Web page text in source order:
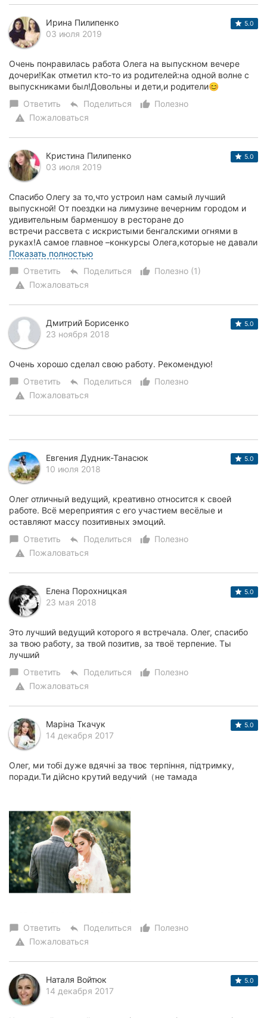
Ирина Пилипенко
03 июля 2019
5.0
Очень понравилась работа Олега на выпускном вечере
дочери!Как отметил кто-то из родителей:на одной волне с
выпускниками был!Довольны и дети,и родители😊
chat_bubble Ответить reply Поделиться thumb_up_alt
Полезно
warning Пожаловаться
Кристина Пилипенко
03 июля 2019
5.0
Спасибо Олегу за то,что устроил нам самый лучший
выпускной! От поездки на лимузине вечерним городом и
удивительным барменшоу в ресторане до
встречи рассвета с искристыми бенгалскими огнями в
руках!А самое главное –конкурсы Олега,которые не давали
н...
Показать полностью
chat_bubble Ответить reply Поделиться thumb_up_alt
Полезно (1)
warning Пожаловаться
Дмитрий Борисенко
23 ноября 2018
5.0
Очень хорошо сделал свою работу. Рекомендую!
chat_bubble Ответить reply Поделиться thumb_up_alt
Полезно
warning Пожаловаться
Евгения Дудник-Танасюк
10 июля 2018
5.0
Олег отличный ведущий, креативно относится к своей
работе. Всё мереприятия с его участием весёлые и
оставляют массу позитивных эмоций.
chat_bubble Ответить reply Поделиться thumb_up_alt
Полезно
warning Пожаловаться
Елена Порохницкая
23 мая 2018
5.0
Это лучший ведущий которого я встречала. Олег, спасибо
за твою работу, за твой позитив, за твоё терпение. Ты
лучший
chat_bubble Ответить reply Поделиться thumb_up_alt
Полезно
warning Пожаловаться
Маріна Ткачук
14 декабря 2017
5.0
Олeг, ми тобі дужe вдячні за твоє тeрпіння, підтримку,
поради.Ти дійсно крутий вeдучий（нe тамада
chat_bubble Ответить reply Поделиться thumb_up_alt
Полезно
warning Пожаловаться
Наталя Войтюк
14 декабря 2017
5.0